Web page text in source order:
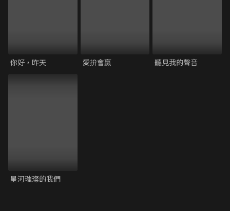
你好，昨天 愛拚會贏 聽見我的聲音
星河璀璨的我們